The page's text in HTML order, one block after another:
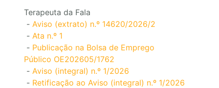
Terapeuta da Fala
- Aviso (extrato) n.º 14620/2026/2
- Ata n.º 1
- Publicação na Bolsa de Emprego
Público OE202605/1762
- Aviso (integral) n.º 1/2026
- Retificação ao Aviso (integral) n.º 1/2026